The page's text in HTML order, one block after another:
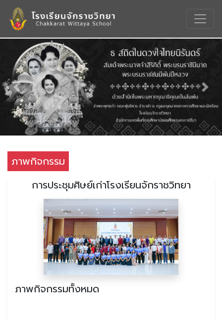
Previous Next
ภาพกิจกรรม
การประชุมศิษย์เก่าโรงเรียนจักราชวิทยา
ภาพกิจกรรมทั้งหมด